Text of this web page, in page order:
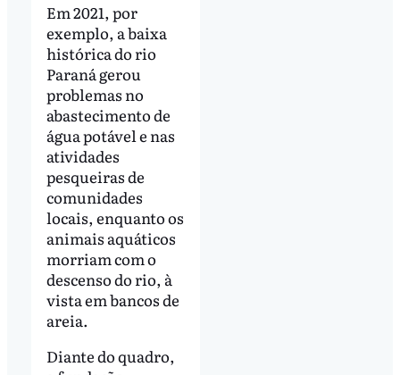
Em 2021, por
exemplo, a baixa
histórica do rio
Paraná gerou
problemas no
abastecimento de
água potável e nas
atividades
pesqueiras de
comunidades
locais, enquanto os
animais aquáticos
morriam com o
descenso do rio, à
vista em bancos de
areia.
Diante do quadro,